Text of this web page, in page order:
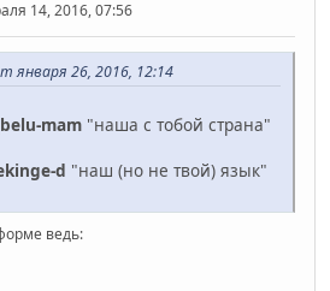
14, 2016, 07:56
января 26, 2016, 12:14
belu-mam "наша с тобой страна"
d "наш (но не твой) язык"
ведь: